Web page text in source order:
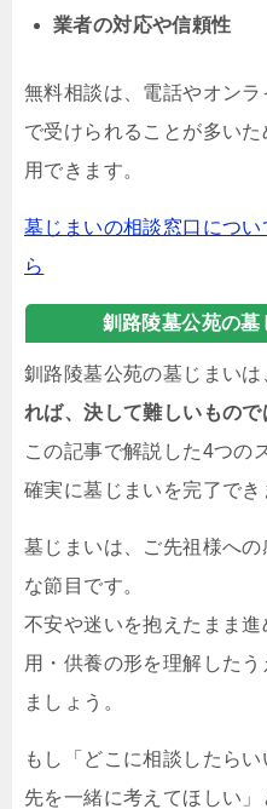
業者の対応や信頼性
無料相談は、電話やオンラ
で受けられることが多い
用できます。
墓じまいの相談窓口につ
ら
釧路陵墓公苑の
釧路陵墓公苑の墓じまいは
れば、決して難しいもの
この記事で解説した4つの
確実に墓じまいを完了でき
墓じまいは、ご先祖様へ
な節目です。
不安や迷いを抱えたまま
用・供養の形を理解した
ましょう。
もし「どこに相談したら
先を一緒に考えてほしい」